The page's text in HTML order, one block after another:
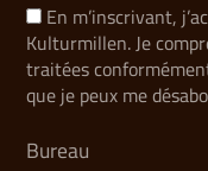
En m’inscrivant,
Kulturmillen. Je
traitées
que je peux me
Bureau